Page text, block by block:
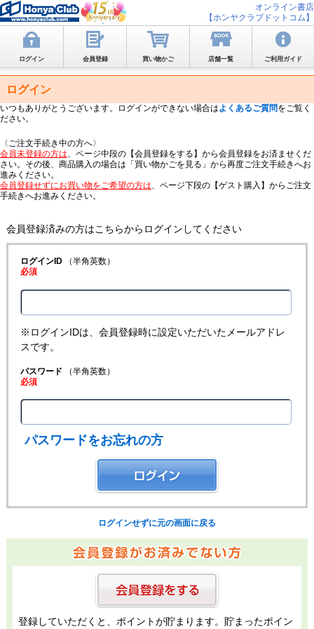
オンライン書店
【ホンヤクラブドットコム】
ログイン 会員登録 買い物かご 店舗一覧 ご利用ガイド
ログイン
いつもありがとうございます。ログインができない場合はよくあるご質問をご覧く
ださい。
〈ご注文手続き中の方へ〉
会員未登録の方は、ページ中段の【会員登録をする】から会員登録をお済ませくだ
さい。その後、商品購入の場合は「買い物かごを見る」から再度ご注文手続きへお
進みください。
会員登録せずにお買い物をご希望の方は、ページ下段の【ゲスト購入】からご注文
手続きへお進みください。
会員登録済みの方はこちらからログインしてください
ログインID（半角英数）
必須
※ログインIDは、会員登録時に設定いただいたメールアドレ
スです。
パスワード （半角英数）
必須
パスワードをお忘れの方
ログインせずに元の画面に戻る
登録していただくと、ポイントが貯まります。貯まったポイン